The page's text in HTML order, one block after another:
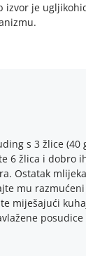
izvor je
s 3 žlice (40
6 žlica i dobro
Ostatak
mu razmućeni
miješajući
posudice